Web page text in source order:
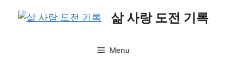
삶 사랑 도전 기록
Menu